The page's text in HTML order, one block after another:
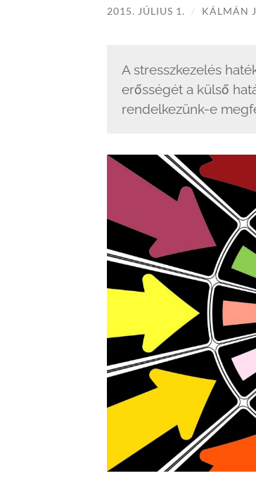
2015. JÚLIUS 1. / KÁLMÁN
A stresszkezelés
erősségét a külső
rendelkezünk-e